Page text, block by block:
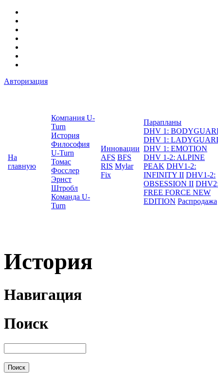
Авторизация
На
главную
Компания U-
Turn
История
Философия
U-Turn
Томас
Фосслер
Эрнст
Штробл
Команда U-
Turn
Инновации
AFS BFS
RIS Mylar
Fix
Парапланы
DHV 1:
DHV 1:
DHV 1: EMOTION
DHV 1-2: ALPINE
PEAK DHV1-2:
INFINITY II DHV1-2:
OBSESSION II
FREE FORCE NEW
EDITION Распродажа
История
Навигация
Поиск